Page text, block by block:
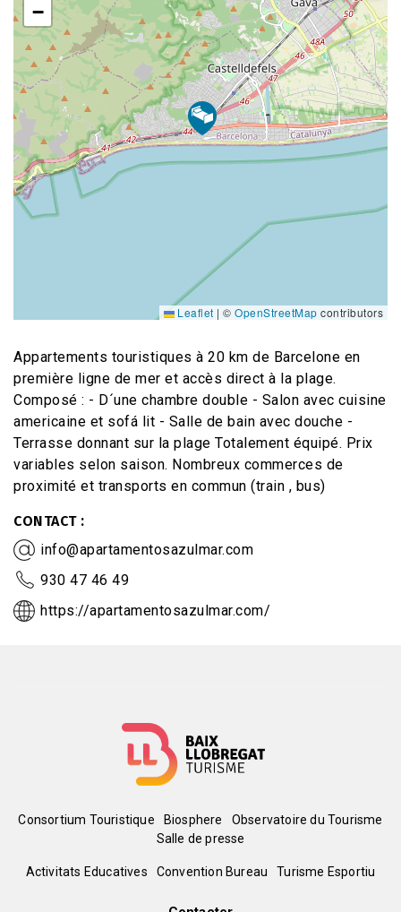
Appartements touristiques à 20 km de Barcelone en
première ligne de mer et accès direct à la plage.
Composé : - D´une chambre double - Salon avec cuisine
americaine et sofá lit - Salle de bain avec douche -
Terrasse donnant sur la plage Totalement équipé. Prix
variables selon saison. Nombreux commerces de
proximité et transports en commun (train , bus)
CONTACT
info@apartamentosazulmar.com
930 47 46 49
https://apartamentosazulmar.com/
−
Leaflet | © OpenStreetMap contributors
Menú
del
Consortium Touristique Biosphere
Observatoire du Tourisme
Salle de presse
Peu
Activitats Educatives Convention Bureau Turisme Esportiu